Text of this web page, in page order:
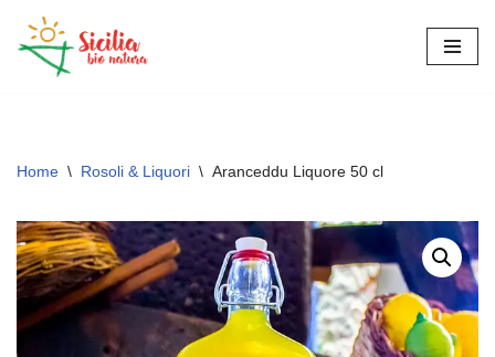
Vai
Home \ Rosoli & Liquori \ Aranceddu Liquore 50 cl